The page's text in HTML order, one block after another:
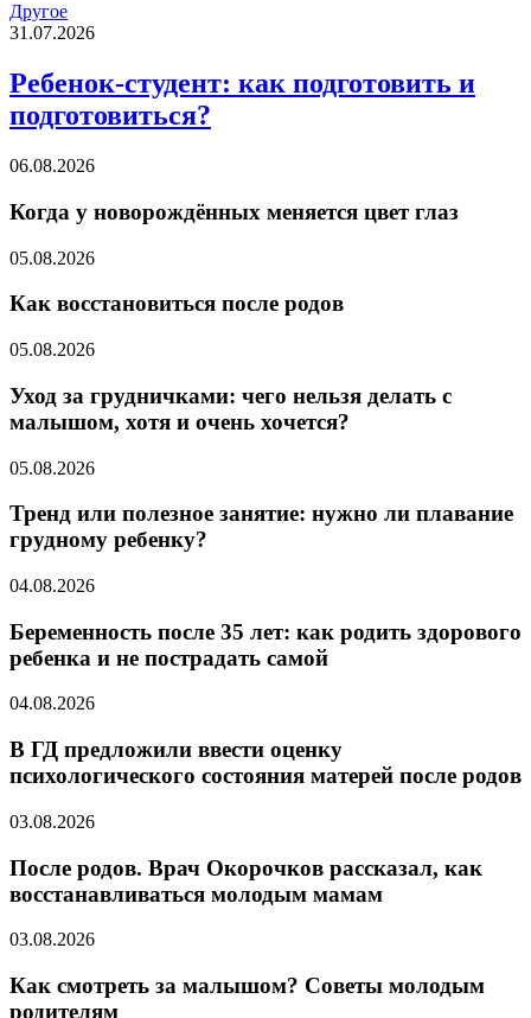
Другое
31.07.2026
Ребенок-студент: как подготовить и
подготовиться?
06.08.2026
Когда у новорождённых меняется цвет глаз
05.08.2026
Как восстановиться после родов
05.08.2026
Уход за грудничками: чего нельзя делать с
малышом, хотя и очень хочется?
05.08.2026
Тренд или полезное занятие: нужно ли плавание
грудному ребенку?
04.08.2026
Беременность после 35 лет: как родить здорового
ребенка и не пострадать самой
04.08.2026
В ГД предложили ввести оценку
психологического состояния матерей после родов
03.08.2026
После родов. Врач Окорочков рассказал, как
восстанавливаться молодым мамам
03.08.2026
Как смотреть за малышом? Советы молодым
родителям